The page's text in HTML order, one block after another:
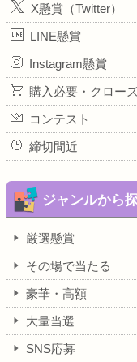
X懸賞（Twitter）
LINE懸賞
Instagram懸賞
購入必要・クロー
コンテスト
締切間近
ジャンルから
厳選懸賞
その場で当たる
豪華・高額
大量当選
SNS応募